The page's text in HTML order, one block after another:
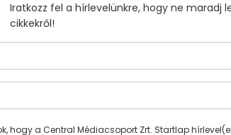
Iratkozz fel a hírlevelünkre, hogy ne maradj
cikkekről!
hogy a Central Médiacsoport Zrt. Startlap